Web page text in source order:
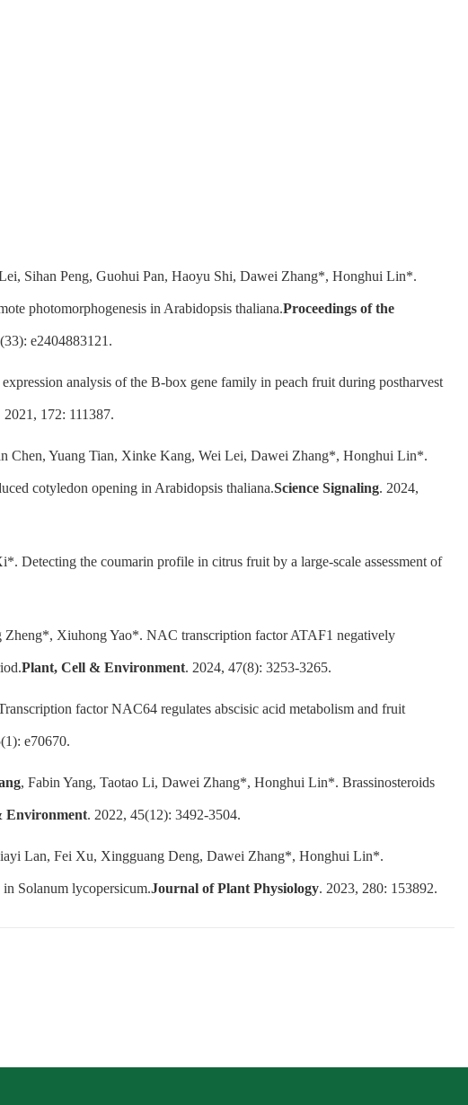
Sihan Peng, Guohui Pan, Haoyu Shi, Dawei Zhang*, Honghui Lin*.
photomorphogenesis in Arabidopsis thaliana.Proceedings of the
e2404883121.
analysis of the B-box gene family in peach fruit during postharvest
2021, 172: 111387.
Chen, Yuang Tian, Xinke Kang, Wei Lei, Dawei Zhang*, Honghui Lin*.
cotyledon opening in Arabidopsis thaliana.Science Signaling. 2024,
Detecting the coumarin profile in citrus fruit by a large-scale assessment of
Xiuhong Yao*. NAC transcription factor ATAF1 negatively
Plant, Cell & Environment. 2024, 47(8): 3253-3265.
factor NAC64 regulates abscisic acid metabolism and fruit
e70670.
, Fabin Yang, Taotao Li, Dawei Zhang*, Honghui Lin*. Brassinosteroids
Environment. 2022, 45(12): 3492-3504.
Lan, Fei Xu, Xingguang Deng, Dawei Zhang*, Honghui Lin*.
Solanum lycopersicum.Journal of Plant Physiology. 2023, 280: 153892.